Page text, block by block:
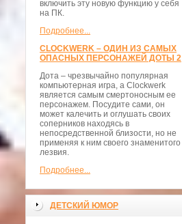
включить эту новую функцию у себя
на ПК.
Подробнее...
CLOCKWERK – ОДИН ИЗ САМЫХ
ОПАСНЫХ ПЕРСОНАЖЕЙ ДОТЫ 2
Дота – чрезвычайно популярная
компьютерная игра, а Clockwerk
является самым смертоносным ее
персонажем. Посудите сами, он
может калечить и оглушать своих
соперников находясь в
непосредственной близости, но не
применяя к ним своего знаменитого
лезвия.
Подробнее...
ДЕТСКИЙ ЮМОР